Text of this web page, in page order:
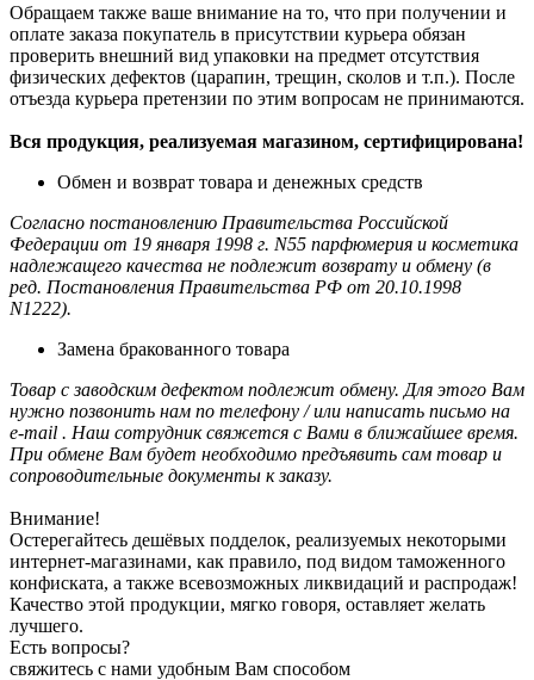
Обращаем также ваше внимание на то, что при получении и
оплате заказа покупатель в присутствии курьера обязан
проверить внешний вид упаковки на предмет отсутствия
физических дефектов (царапин, трещин, сколов и т.п.). После
отъезда курьера претензии по этим вопросам не принимаются.
Вся продукция, реализуемая магазином, сертифицирована!
Обмен и возврат товара и денежных средств
Согласно постановлению Правительства Российской
Федерации от 19 января 1998 г. N55 парфюмерия и косметика
надлежащего качества не подлежит возврату и обмену (в
ред. Постановления Правительства РФ от 20.10.1998
N1222).
Замена бракованного товара
Товар с заводским дефектом подлежит обмену. Для этого Вам
нужно позвонить нам по телефону / или написать письмо на
e-mail . Наш сотрудник свяжется с Вами в ближайшее время.
При обмене Вам будет необходимо предъявить сам товар и
сопроводительные документы к заказу.
Внимание!
Остерегайтесь дешёвых подделок, реализуемых некоторыми
интернет-магазинами, как правило, под видом таможенного
конфиската, а также всевозможных ликвидаций и распродаж!
Качество этой продукции, мягко говоря, оставляет желать
лучшего.
Есть вопросы?
свяжитесь с нами удобным Вам способом